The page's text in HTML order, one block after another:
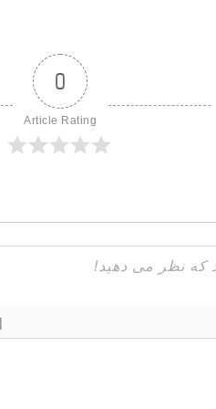
0
Article Rating